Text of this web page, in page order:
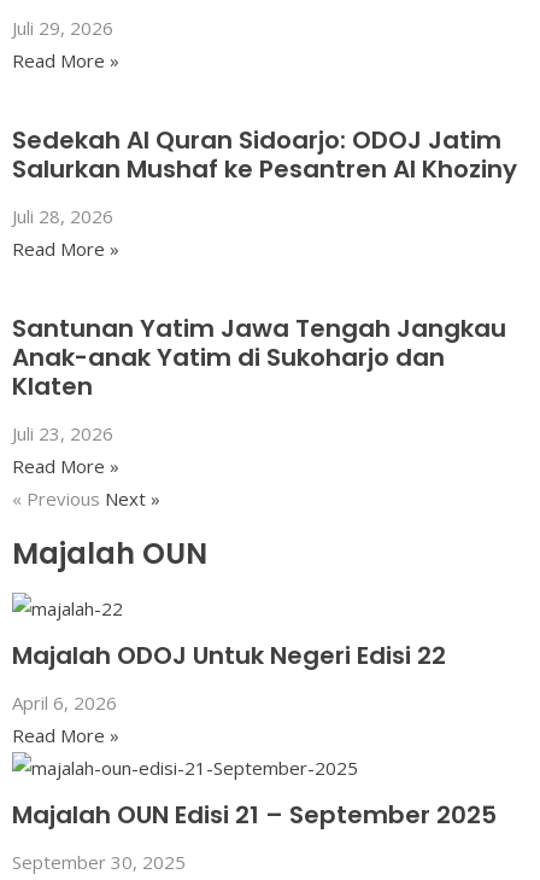
Juli 29, 2026
Read More »
Sedekah Al Quran Sidoarjo: ODOJ Jatim
Salurkan Mushaf ke Pesantren Al Khoziny
Juli 28, 2026
Read More »
Santunan Yatim Jawa Tengah Jangkau
Anak-anak Yatim di Sukoharjo dan
Klaten
Juli 23, 2026
Read More »
« Previous Next »
Majalah OUN
Majalah ODOJ Untuk Negeri Edisi 22
April 6, 2026
Read More »
Majalah OUN Edisi 21 – September 2025
September 30, 2025